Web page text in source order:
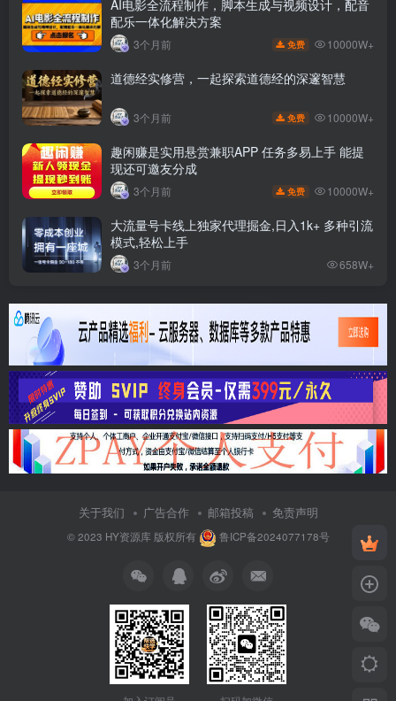
AI电影全流程制作，脚本生成与视频设计，配音
配乐一体化解决方案
3个月前 免费 10000W+
道德经实修营，一起探索道德经的深邃智慧
3个月前 免费 10000W+
趣闲赚是实用悬赏兼职APP 任务多易上手 能提
现还可邀友分成
3个月前 免费 10000W+
大流量号卡线上独家代理掘金,日入1k+ 多种引流
模式,轻松上手
3个月前 658W+
关于我们 广告合作 邮箱投稿 免责声明
© 2023 HY资源库版权所有 鲁ICP备2024077178号